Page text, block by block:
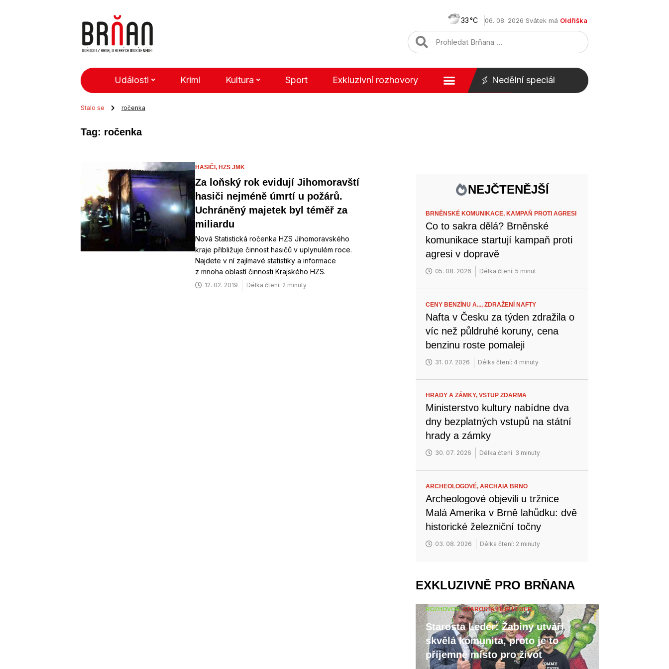
33 06. 08. 2026 Svátek má Oldřiška
Události Krimi Kultura Sport Exkluzivní rozhovory Nedělní speciál
Stalo se ročenka
Tag: ročenka
HASIČI, HZS JMK
Za loňský rok evidují Jihomoravští
hasiči nejméně úmrtí u požárů.
Uchráněný majetek byl téměř za
miliardu
Nová Statistická ročenka HZS Jihomoravského
kraje přibližuje činnost hasičů v uplynulém roce.
Najdete v ní zajímavé statistiky a informace
z mnoha oblastí činnosti Krajského HZS.
12. 02. 2019 Délka čtení: 2 minuty
NEJČTENĚJŠÍ
BRNĚNSKÉ KOMUNIKACE, KAMPAŇ PROTI AGRESI
Co to sakra dělá? Brněnské
komunikace startují kampaň proti
agresi v dopravě
05. 08. 2026 Délka čtení: 5 minut
CENY BENZÍNU A...,ZDRAŽENÍ NAFTY
Nafta v Česku za týden zdražila o
víc než půldruhé koruny, cena
benzinu roste pomaleji
31. 07. 2026 Délka čtení: 4 minuty
HRADY A ZÁMKY,VSTUP ZDARMA
Ministerstvo kultury nabídne dva
dny bezplatných vstupů na státní
hrady a zámky
30. 07. 2026 Délka čtení: 3 minuty
ARCHEOLOGOVÉ,ARCHAIA BRNO
Archeologové objevili u tržnice
Malá Amerika v Brně lahůdku: dvě
historické železniční točny
03. 08. 2026 Délka čtení: 2 minuty
EXKLUZIVNĚ PRO BRŇANA
ROZHOVOR,STAROSTA FILIP LEDER
Starosta Leder: Žabiny utváří
skvělá komunita, proto je to
příjemné místo pro život